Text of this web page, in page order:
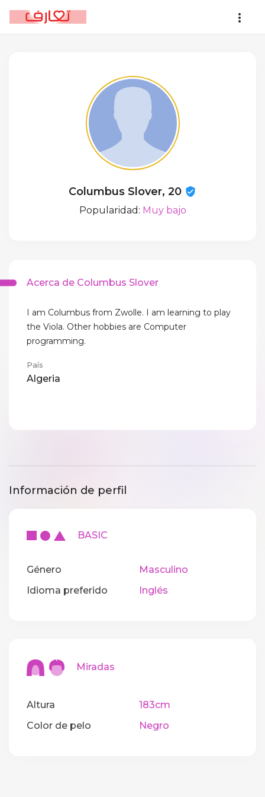
Columbus Slover, 20
Popularidad: Muy bajo
Acerca de Columbus Slover
I am Columbus from Zwolle. I am learning to play
the Viola. Other hobbies are Computer
programming.
País
Algeria
Información de perfil
BASIC
Género
Masculino
Idioma preferido
Inglés
Miradas
Altura
183cm
Color de pelo
Negro